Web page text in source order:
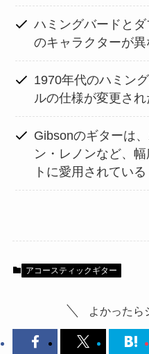
ハミングバードと
のキャラクターが異
1970年代のハミン
ルの仕様が変更さ
Gibsonのギターは
ン・レノンなど、
トに愛用されている
アコースティックギター
よかったら